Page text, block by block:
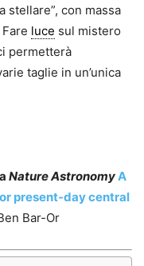
stellare”, con massa
Fare luce sul mistero
permetterà
taglie in un’unica
Nature AstronomyA
present-day central
Bar-Or